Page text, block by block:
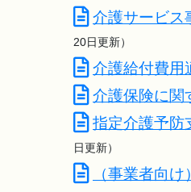
介護サービス
20日更新）
介護給付費用
介護保険に関
指定介護予防
日更新）
（事業者向